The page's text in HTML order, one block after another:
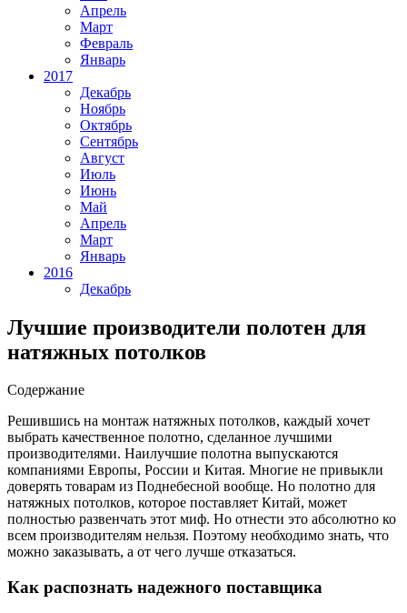
Апрель
Март
Февраль
Январь
2017
Декабрь
Ноябрь
Октябрь
Сентябрь
Август
Июль
Июнь
Май
Апрель
Март
Январь
2016
Декабрь
Лучшие производители полотен для
натяжных потолков
Содержание
Решившись на монтаж натяжных потолков, каждый хочет
выбрать качественное полотно, сделанное лучшими
производителями. Наилучшие полотна выпускаются
компаниями Европы, России и Китая. Многие не привыкли
доверять товарам из Поднебесной вообще. Но полотно для
натяжных потолков, которое поставляет Китай, может
полностью развенчать этот миф. Но отнести это абсолютно ко
всем производителям нельзя. Поэтому необходимо знать, что
можно заказывать, а от чего лучше отказаться.
Как распознать надежного поставщика